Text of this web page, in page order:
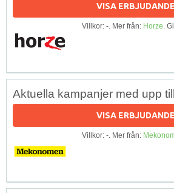
VISA ERBJUDANDE
Villkor: -. Mer från: Horze.
Aktuella kampanjer med upp
VISA ERBJUDANDE
Villkor: -. Mer från: